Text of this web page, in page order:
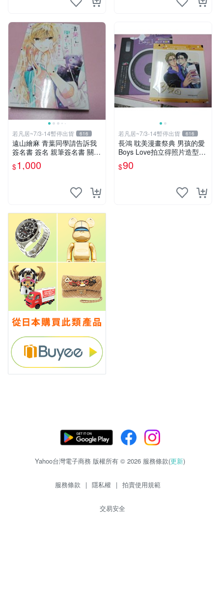
若凡居~7/3-14暫停出貨 616
遠山繪麻 青葉同學請告訴我
簽名書 簽名 親筆簽名書 關鍵
字： 四月一日同學命理缺我
$1,000
若凡居~7/3-14暫停出貨 616
長鴻 耽美漫畫祭典 男孩的愛
Boys Love拍立得照片造型透
卡 第二彈 不良的津田同學和
輔導老師.增田關係很差
$90
Yahoo台灣電子商務 版權所有 © 2026 服務條款(更新)
服務條款 | 隱私權 | 拍賣使用規範
交易安全